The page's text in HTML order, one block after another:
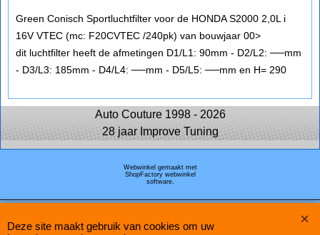
Green Conisch Sportluchtfilter voor de HONDA S2000 2,0L i
16V VTEC (mc: F20CVTEC /240pk) van bouwjaar 00>
dit luchtfilter heeft de afmetingen D1/L1: 90mm - D2/L2: ──mm
- D3/L3: 185mm - D4/L4: ──mm - D5/L5: ──mm en H= 290
Auto Couture 1998 - 2026
28 jaar Improve Tuning
Webwinkel gemaakt met
ShopFactory webwinkel
software.
Deze site maakt gebruik van cookies om uw